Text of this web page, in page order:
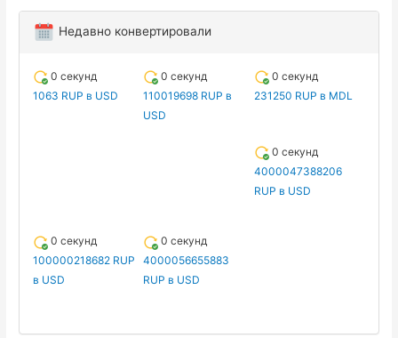
Недавно конвертировали
0 секунд
1063 RUP в USD
0 секунд
110019698 RUP в
USD
0 секунд
231250 RUP в MDL
0 секунд
4000047388206
RUP в USD
0 секунд
100000218682 RUP
в USD
0 секунд
4000056655883
RUP в USD